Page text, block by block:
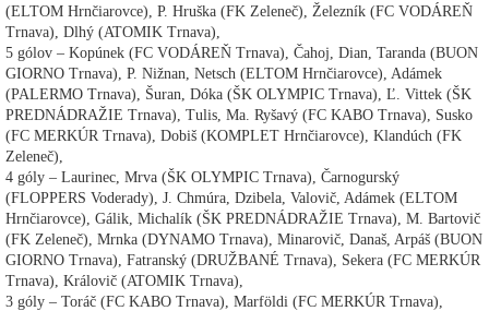
(ELTOM Hrnčiarovce), P. Hruška (FK Zeleneč), Železník (FC VODÁREŇ
Trnava), Dlhý (ATOMIK Trnava),
5 gólov – Kopúnek (FC VODÁREŇ Trnava), Čahoj, Dian, Taranda (BUON
GIORNO Trnava), P. Nižnan, Netsch (ELTOM Hrnčiarovce), Adámek
(PALERMO Trnava), Šuran, Dóka (ŠK OLYMPIC Trnava), Ľ. Vittek (ŠK
PREDNÁDRAŽIE Trnava), Tulis, Ma. Ryšavý (FC KABO Trnava), Susko
(FC MERKÚR Trnava), Dobiš (KOMPLET Hrnčiarovce), Klandúch (FK
Zeleneč),
4 góly – Laurinec, Mrva (ŠK OLYMPIC Trnava), Čarnogurský
(FLOPPERS Voderady), J. Chmúra, Dzibela, Valovič, Adámek (ELTOM
Hrnčiarovce), Gálik, Michalík (ŠK PREDNÁDRAŽIE Trnava), M. Bartovič
(FK Zeleneč), Mrnka (DYNAMO Trnava), Minarovič, Današ, Arpáš (BUON
GIORNO Trnava), Fatranský (DRUŽBANÉ Trnava), Sekera (FC MERKÚR
Trnava), Královič (ATOMIK Trnava),
3 góly – Toráč (FC KABO Trnava), Marföldi (FC MERKÚR Trnava),